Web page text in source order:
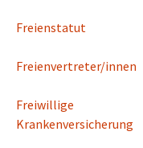
Freienstatut
Freienvertreter/innen
Freiwillige
Krankenversicherung